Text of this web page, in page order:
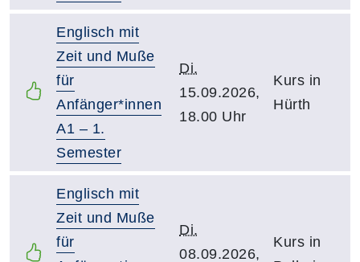
Englisch mit
Zeit und Muße
für
Anfänger*innen
A1 – 1.
Semester
Di.
15.09.2026,
18.00 Uhr
Kurs in
Hürth
Englisch mit
Zeit und Muße
für
Di.
08.09.2026,
Kurs in